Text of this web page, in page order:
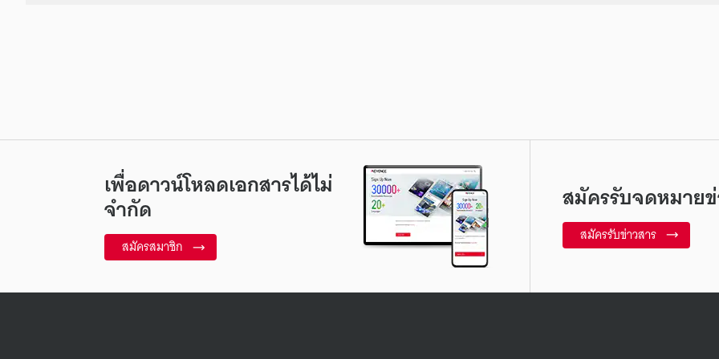
เพื่อดาวน์โหลดเอกสารได้ไม่
จำกัด
สมัครสมาชิก
สมัครรับจดหมาย
สมัครรับข่าวสาร